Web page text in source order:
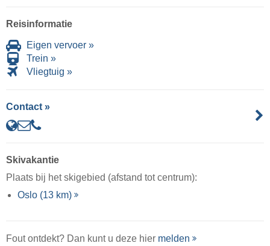
Reisinformatie
Eigen vervoer »
Trein »
Vliegtuig »
Contact »
Skivakantie
Plaats bij het skigebied (afstand tot centrum):
Oslo (13 km)
Fout ontdekt? Dan kunt u deze hier melden